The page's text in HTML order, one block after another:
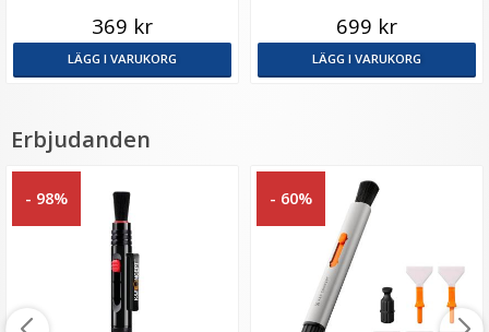
369 kr
LÄGG I VARUKORG
699 kr
LÄGG I VARUKORG
Erbjudanden
- 98% - 60%